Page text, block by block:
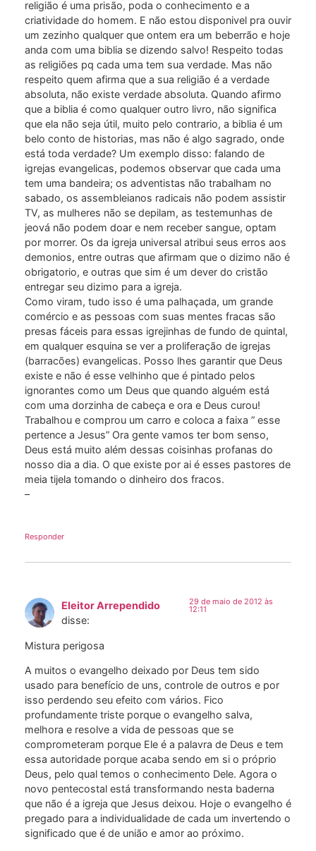
religião é uma prisão, poda o conhecimento e a
criatividade do homem. E não estou disponivel pra ouvir
um zezinho qualquer que ontem era um beberrão e hoje
anda com uma biblia se dizendo salvo! Respeito todas
as religiões pq cada uma tem sua verdade. Mas não
respeito quem afirma que a sua religião é a verdade
absoluta, não existe verdade absoluta. Quando afirmo
que a biblia é como qualquer outro livro, não significa
que ela não seja útil, muito pelo contrario, a biblia é um
belo conto de historias, mas não é algo sagrado, onde
está toda verdade? Um exemplo disso: falando de
igrejas evangelicas, podemos observar que cada uma
tem uma bandeira; os adventistas não trabalham no
sabado, os assembleianos radicais não podem assistir
TV, as mulheres não se depilam, as testemunhas de
jeová não podem doar e nem receber sangue, optam
por morrer. Os da igreja universal atribui seus erros aos
demonios, entre outras que afirmam que o dizimo não é
obrigatorio, e outras que sim é um dever do cristão
entregar seu dizimo para a igreja.
Como viram, tudo isso é uma palhaçada, um grande
comércio e as pessoas com suas mentes fracas são
presas fáceis para essas igrejinhas de fundo de quintal,
em qualquer esquina se ver a proliferação de igrejas
(barracões) evangelicas. Posso lhes garantir que Deus
existe e não é esse velhinho que é pintado pelos
ignorantes como um Deus que quando alguém está
com uma dorzinha de cabeça e ora e Deus curou!
Trabalhou e comprou um carro e coloca a faixa ” esse
pertence a Jesus” Ora gente vamos ter bom senso,
Deus está muito além dessas coisinhas profanas do
nosso dia a dia. O que existe por ai é esses pastores de
meia tijela tomando o dinheiro dos fracos.
–
Responder
Eleitor Arrependido
disse:
29 de maio de 2012 às
12:11
Mistura perigosa
A muitos o evangelho deixado por Deus tem sido
usado para benefício de uns, controle de outros e por
isso perdendo seu efeito com vários. Fico
profundamente triste porque o evangelho salva,
melhora e resolve a vida de pessoas que se
comprometeram porque Ele é a palavra de Deus e tem
essa autoridade porque acaba sendo em si o próprio
Deus, pelo qual temos o conhecimento Dele. Agora o
novo pentecostal está transformando nesta baderna
que não é a igreja que Jesus deixou. Hoje o evangelho é
pregado para a individualidade de cada um invertendo o
significado que é de união e amor ao próximo.